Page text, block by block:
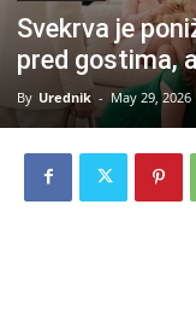
Svekrva je
pred gostima,
By Urednik - May 29, 2026